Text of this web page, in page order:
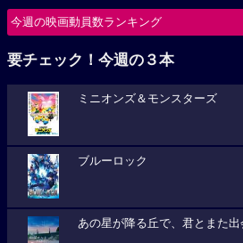
今週の映画動員数ランキング
要チェック！今週の３本
ミニオンズ＆モンスターズ
ブルーロック
あの星が降る丘で、君とまた出